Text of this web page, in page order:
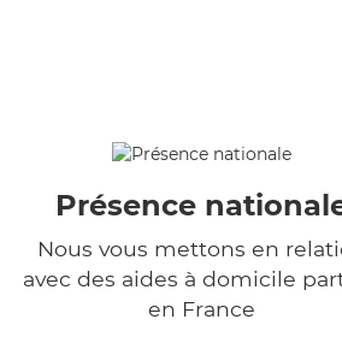
Présence
Nous vous mettons en
avec des aides à domicile
en France